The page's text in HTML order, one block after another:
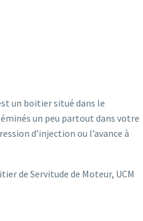
un boitier situé dans le
un peu partout dans votre
d’injection ou l’avance à
de Servitude de Moteur, UCM